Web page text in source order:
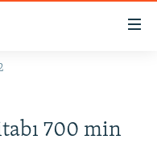
700 min